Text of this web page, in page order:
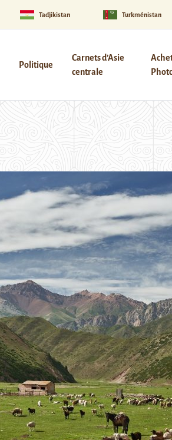
Tadjikistan Turkménistan
Politique
Carnets d’Asie
centrale